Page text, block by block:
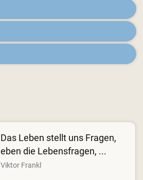
Das Leben stellt uns Fragen,
eben die Lebensfragen, ...
Viktor Frankl